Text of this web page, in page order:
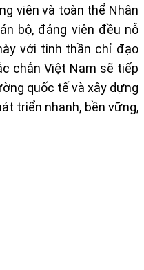
viên và toàn thể Nhân
bộ, đảng viên đều nỗ
với tinh thần chỉ đạo
chắn Việt Nam sẽ tiếp
quốc tế và xây dựng
triển nhanh, bền vững,